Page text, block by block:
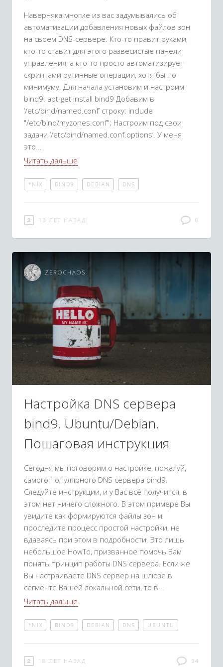
Наверняка многие из вас задумывались об
автоматизации добавления новых файлов зон
на своем DNS-сервере. Кто-то правит руками,
кто-то ставит для этого развесистые панели
управления, а кто-то просто автоматизирует
скриптами рутинные операции, хотя бы по
минимуму. Для начала установим и настроим
bind9: apt-get install bind9 Добавим в
‘/etc/bind/named.conf’ строку: include
"/etc/bind/myzones.conf"; Настроим под свои
задачи ‘/etc/bind/named.conf.options’. У меня
это
Читать дальше
*NIX BIND9 DEBIAN DNS
13 ЛЕТ НАЗАД 0
ZEROCHAOS
Настройка DNS сервера
bind9. Ubuntu/Debian.
Пошаговая инструкция
Сегодня мы поговорим о настройке, пожалуй,
самого популярного DNS сервера bind9.
Следуйте инструкции, и у Вас всё получится, в
этом нет ничего сложного. В этом примере Вы
увидите как формируются файлы зон и
проследите процесс простой настройки, не
вдаваясь при этом в подробности. Это лишь
небольшое HowTo, призванное помочь Вам
понять принцип работы DNS сервера. Если же
Вы настраиваете DNS сервер на шлюзе в
сегменте Вашей локальной сети, то в
Читать дальше
*NIX BIND9 DEBIAN DNS UBUNTU
18 ЛЕТ НАЗАД 34